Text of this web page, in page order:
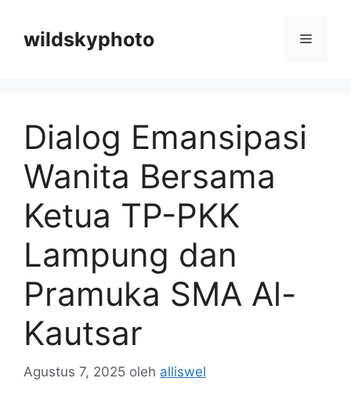
wildskyphoto Menu
Dialog Emansipasi
Wanita Bersama
Ketua TP-PKK
Lampung dan
Pramuka SMA Al-
Kautsar
Agustus 7, 2025 oleh alliswel